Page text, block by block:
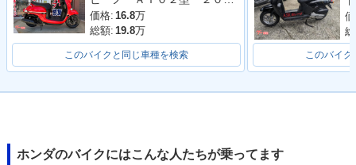
別・限定仕様
価格: 16.8万
総額: 19.8万
このバイクと同じ車種を検索 このバイク
ホンダのバイクにはこんな人たちが乗ってます